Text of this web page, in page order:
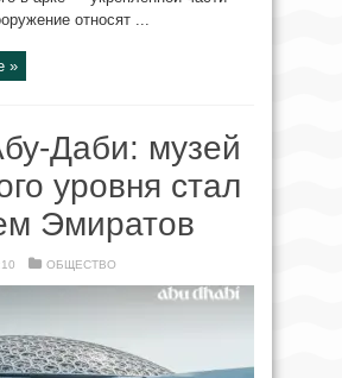
относят ...
»
Даби: музей
уровня стал
Эмиратов
ОБЩЕСТВО